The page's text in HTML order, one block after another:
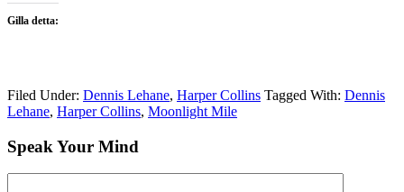
Gilla detta:
Filed Under: Dennis Lehane, Harper Collins Tagged With: Dennis
Lehane, Harper Collins, Moonlight Mile
Speak Your Mind